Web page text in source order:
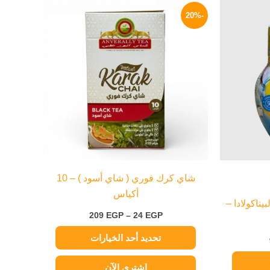
–
90 EGP.
-20%
شاي كرك فوري ( شاي أسود ) – 10
أكياس
24 EGP
–
209 EGP
السعر:
من
تحديد أحد الخيارات
العديد
من
الأشكال
المختلفة
لهذا
المنتج.
يمكن
اختيار
الخيارات
صفحة
المنتج
اشتري الآن